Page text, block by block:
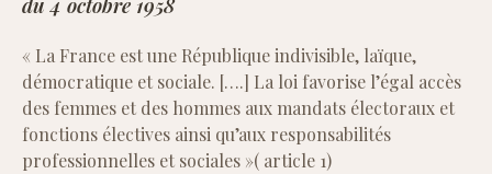
du 4 octobre 1958
« La France est une République indivisible, laïque,
démocratique et sociale. [….] La loi favorise l’égal accès
des femmes et des hommes aux mandats électoraux et
fonctions électives ainsi qu’aux responsabilités
professionnelles et sociales »( article 1)